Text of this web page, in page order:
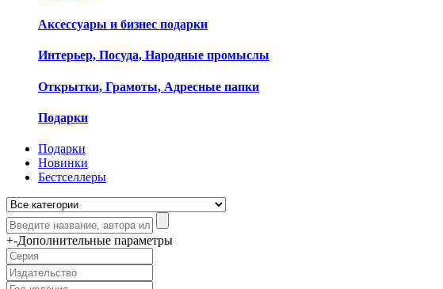
Аксессуары и бизнес подарки
Интерьер, Посуда, Народные промыслы
Открытки, Грамоты, Адресные папки
Подарки
Подарки
Новинки
Бестселлеры
+-Дополнительные параметры